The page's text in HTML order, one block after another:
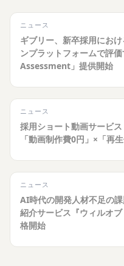
ニュース
ギブリー、新卒採用にお
ンプラットフォームで評
Assessment」提供開始
ニュース
採用ショート動画サービ
「動画制作費0円」×「再
ニュース
AI時代の開発人材不足の
紹介サービス『ウィルオ
格開始